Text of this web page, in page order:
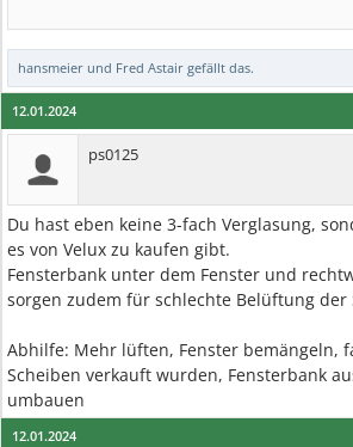
hansmeier und Fred Astair gefällt das.
12.01.2024
ps0125
Du hast eben keine 3-fach Verglasung,
es von Velux zu kaufen gibt.
Fensterbank unter dem Fenster und
sorgen zudem für schlechte Belüftung der
Abhilfe: Mehr lüften, Fenster bemängeln,
Scheiben verkauft wurden, Fensterbank
umbauen
12.01.2024